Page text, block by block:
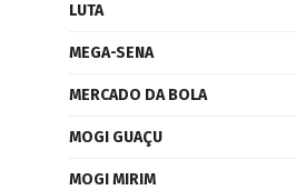
LUTA
MEGA-SENA
MERCADO DA BOLA
MOGI GUAÇU
MOGI MIRIM